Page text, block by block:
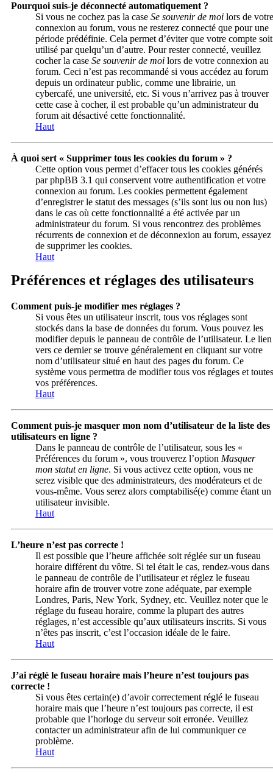
Pourquoi suis-je déconnecté automatiquement ?
Si vous ne cochez pas la case Se souvenir de moi lors de votre
connexion au forum, vous ne resterez connecté que pour une
période prédéfinie. Cela permet d’éviter que votre compte soit
utilisé par quelqu’un d’autre. Pour rester connecté, veuillez
cocher la case Se souvenir de moi lors de votre connexion au
forum. Ceci n’est pas recommandé si vous accédez au forum
depuis un ordinateur public, comme une librairie, un
cybercafé, une université, etc. Si vous n’arrivez pas à trouver
cette case à cocher, il est probable qu’un administrateur du
forum ait désactivé cette fonctionnalité.
Haut
À quoi sert « Supprimer tous les cookies du forum » ?
Cette option vous permet d’effacer tous les cookies générés
par phpBB 3.1 qui conservent votre authentification et votre
connexion au forum. Les cookies permettent également
d’enregistrer le statut des messages (s’ils sont lus ou non lus)
dans le cas où cette fonctionnalité a été activée par un
administrateur du forum. Si vous rencontrez des problèmes
récurrents de connexion et de déconnexion au forum, essayez
de supprimer les cookies.
Haut
Préférences et réglages des utilisateurs
Comment puis-je modifier mes réglages ?
Si vous êtes un utilisateur inscrit, tous vos réglages sont
stockés dans la base de données du forum. Vous pouvez les
modifier depuis le panneau de contrôle de l’utilisateur. Le lien
vers ce dernier se trouve généralement en cliquant sur votre
nom d’utilisateur situé en haut des pages du forum. Ce
système vous permettra de modifier tous vos réglages et toutes
vos préférences.
Haut
Comment puis-je masquer mon nom d’utilisateur de la liste des
utilisateurs en ligne ?
Dans le panneau de contrôle de l’utilisateur, sous les «
Préférences du forum », vous trouverez l’option Masquer
mon statut en ligne. Si vous activez cette option, vous ne
serez visible que des administrateurs, des modérateurs et de
vous-même. Vous serez alors comptabilisé(e) comme étant un
utilisateur invisible.
Haut
L’heure n’est pas correcte !
Il est possible que l’heure affichée soit réglée sur un fuseau
horaire différent du vôtre. Si tel était le cas, rendez-vous dans
le panneau de contrôle de l’utilisateur et réglez le fuseau
horaire afin de trouver votre zone adéquate, par exemple
Londres, Paris, New York, Sydney, etc. Veuillez noter que le
réglage du fuseau horaire, comme la plupart des autres
réglages, n’est accessible qu’aux utilisateurs inscrits. Si vous
n’êtes pas inscrit, c’est l’occasion idéale de le faire.
Haut
J’ai réglé le fuseau horaire mais l’heure n’est toujours pas
correcte !
Si vous êtes certain(e) d’avoir correctement réglé le fuseau
horaire mais que l’heure n’est toujours pas correcte, il est
probable que l’horloge du serveur soit erronée. Veuillez
contacter un administrateur afin de lui communiquer ce
problème.
Haut